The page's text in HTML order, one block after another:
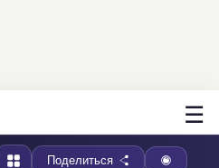
☰
Поделиться